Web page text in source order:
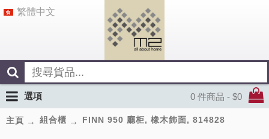
繁體中文
0 件商品 - $0
選項
主頁 組合櫃 FINN 950 廳柜, 橡木飾面, 814828